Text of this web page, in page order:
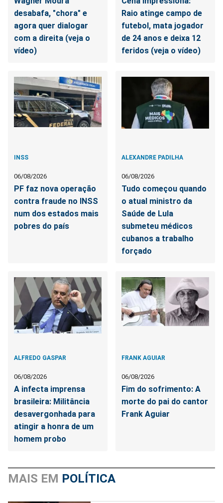
desabafa, "chora" e
agora quer dialogar
com a direita (veja o
vídeo)
Raio atinge campo de
futebol, mata jogador
de 24 anos e deixa 12
feridos (veja o vídeo)
INSS
06/08/2026
PF faz nova operação
contra fraude no INSS
num dos estados mais
pobres do país
ALEXANDRE PADILHA
06/08/2026
Tudo começou quando
o atual ministro da
Saúde de Lula
submeteu médicos
cubanos a trabalho
forçado
ALFREDO GASPAR
06/08/2026
A infecta imprensa
brasileira: Militância
desavergonhada para
atingir a honra de um
homem probo
FRANK AGUIAR
06/08/2026
Fim do sofrimento: A
morte do pai do cantor
Frank Aguiar
MAIS EM POLÍTICA